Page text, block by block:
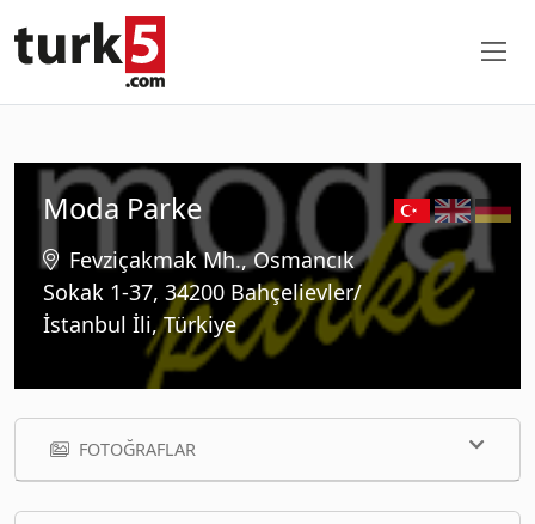
Moda Parke
Fevziçakmak Mh., Osmancık
Sokak 1-37, 34200 Bahçelievler/
İstanbul İli, Türkiye
FOTOĞRAFLAR